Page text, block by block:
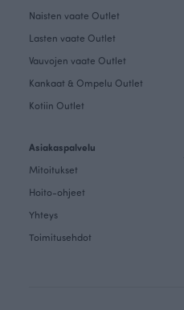
Naisten vaate Outlet
Lasten vaate Outlet
Vauvojen vaate Outlet
Kankaat & Ompelu Outlet
Kotiin Outlet
Asiakaspalvelu
Mitoitukset
Hoito-ohjeet
Yhteys
Toimitusehdot